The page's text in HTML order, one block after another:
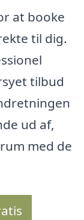
at booke
til dig.
tilbud
ud af,
med de